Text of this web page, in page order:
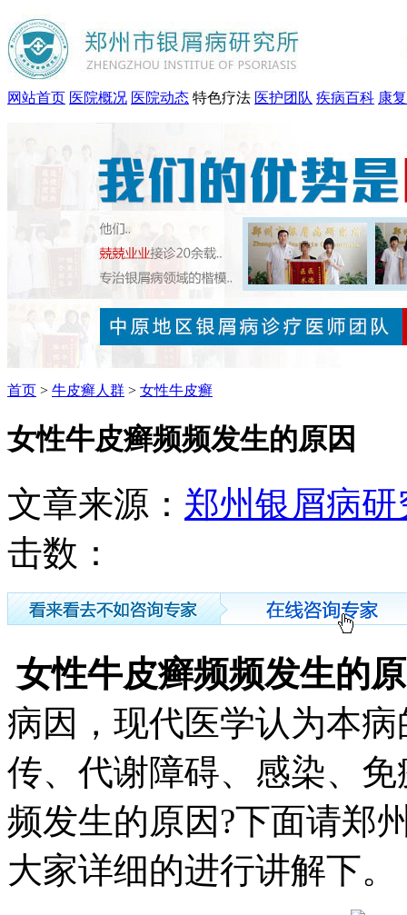
网站首页 医院概况 医院动态 特色疗法 医护团队 疾病百科 康
首页 > 牛皮癣人群 > 女性牛皮癣
女性牛皮癣频频发生的原因
文章来源： 郑州银屑病研
击数：
女性牛皮癣频频发生的
病因，现代医学认为本
传、代谢障碍、感染、
频发生的原因?下面请郑
大家详细的进行讲解下。